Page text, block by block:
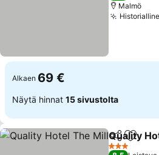
Malmö
Alkaen 69 €
Näytä hinnat 15 sivustolta
Jaa Lisää
Quality
3 Tähtiluokitus